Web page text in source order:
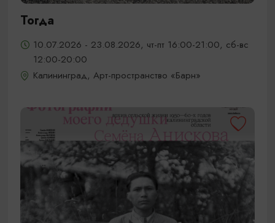
Тогда
10.07.2026 - 23.08.2026, чт-пт 16:00-21:00, сб-вс
12:00-20:00
Калининград, Арт-пространство «Барн»